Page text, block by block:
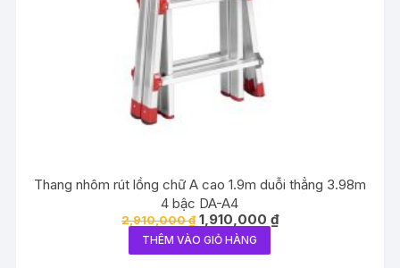
Thang nhôm rút lồng chữ A cao 1.9m duỗi thẳng 3.98m
4 bậc DA-A4
2,910,000₫ Giá
gốc
là:
2,910,000 ₫.
1,910,000 ₫Giá
hiện
THÊM VÀO GIỎ HÀNG